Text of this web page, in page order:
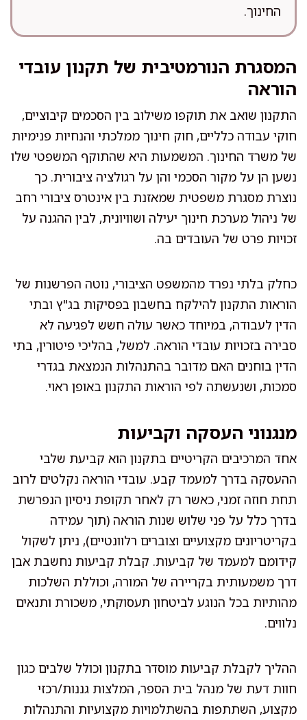
החינוך.
המסגרת הנורמטיבית של תקנון עובדי
הוראה
התקנון שואב את תוקפו משילוב בין הסכמים קיבוציים,
חוקי עבודה כלליים, חוק חינוך ממלכתי והנחיות פנימיות
של משרד החינוך. המשמעות היא שהתוקף המשפטי שלו
נשען הן על מקור הסכמי והן על רגולציה ציבורית. כך
נוצרת מסגרת משפטית שמאזנת בין אינטרס ציבורי רחב
של ניהול מערכת חינוך יעילה ושוויונית, לבין ההגנה על
זכויות פרט של העובדים בה.
כחלק בלתי נפרד מהמשפט הציבורי, נוטה הפרשנות של
הוראות התקנון להילקח בחשבון בפסיקות בג"ץ ובתי
הדין לעבודה, במיוחד כאשר עולה חשש לפגיעה לא
סבירה בזכויות עובדי הוראה. למשל, בהליכי פיטורין, בתי
הדין בוחנים האם מדובר בהתנהלות הנמצאת בגדרי
סמכות, ושנעשתה לפי הוראות התקנון באופן ראוי.
מנגנוני העסקה וקביעות
אחד המרכיבים הקריטיים בתקנון הוא קביעת שלבי
ההעסקה בדרך למעמד קבע. עובדי הוראה נקלטים לרוב
תחת חוזה זמני, כאשר רק לאחר תקופת ניסיון הנפרשת
בדרך כלל על פני שלוש שנות הוראה (תוך עמידה
בקריטריונים מקצועיים וצוברים רלוונטיים), ניתן לשקול
קידומם למעמד של קביעות. קבלת קביעות נחשבת אבן
דרך משמעותית בקריירה של המורה, וכוללת השלכות
מהותיות בכל הנוגע לביטחון תעסוקתי, משכורת ותנאים
נלווים.
ההליך לקבלת קביעות מוסדר בתקנון וכולל שלבים כגון
חוות דעת של מנהל בית הספר, המלצות גננות/רכזי
מקצוע, השתתפות בהשתלמויות מקצועיות והתנהלות